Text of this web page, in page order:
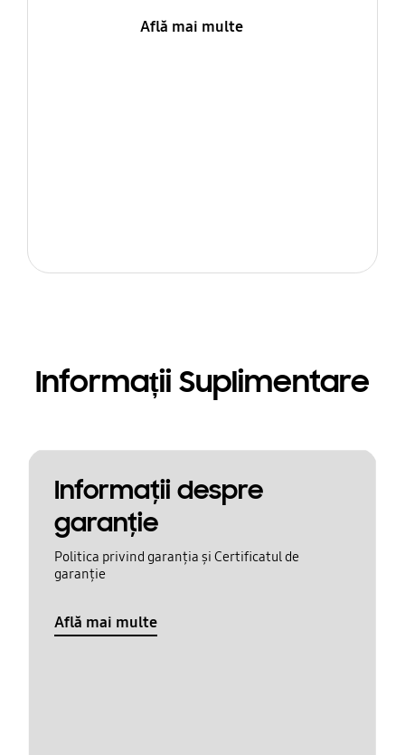
Află mai multe
Informații Suplimentare
Informaţii despre
garanţie
Politica privind garanția și Certificatul de
garanție
Află mai multe